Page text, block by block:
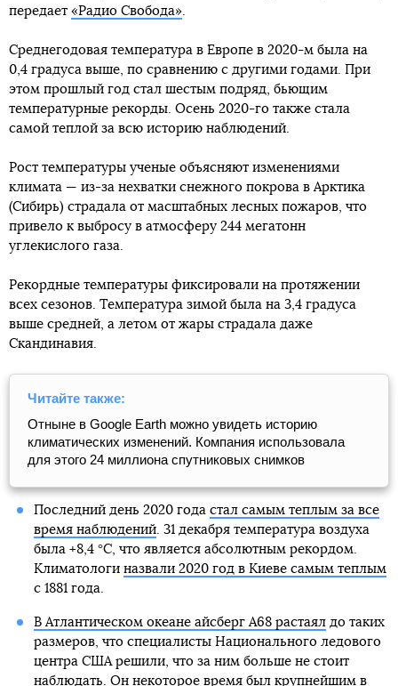
передает «Радио Свобода».
Среднегодовая температура в Европе в 2020-м была на
0,4 градуса выше, по сравнению с другими годами. При
этом прошлый год стал шестым подряд, бьющим
температурные рекорды. Осень 2020-го также стала
самой теплой за всю историю наблюдений.
Рост температуры ученые объясняют изменениями
климата — из-за нехватки снежного покрова в Арктика
(Сибирь) страдала от масштабных лесных пожаров, что
привело к выбросу в атмосферу 244 мегатонн
углекислого газа.
Рекордные температуры фиксировали на протяжении
всех сезонов. Температура зимой была на 3,4 градуса
выше средней, а летом от жары страдала даже
Скандинавия.
Читайте также:
Отныне в Google Earth можно увидеть историю
климатических изменений. Компания использовала
для этого 24 миллиона спутниковых снимков
Последний день 2020 года стал самым теплым за все
время наблюдений. 31 декабря температура воздуха
была +8,4 °С, что является абсолютным рекордом.
Климатологи назвали 2020 год в Киеве самым теплым
с 1881 года.
В Атлантическом океане айсберг А68 растаялдо таких
размеров, что специалисты Национального ледового
центра США решили, что за ним больше не стоит
наблюдать. Он некоторое время был крупнейшим в